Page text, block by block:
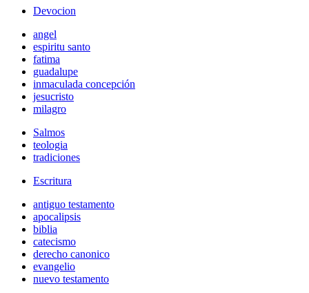
Devocion
angel
espiritu santo
fatima
guadalupe
inmaculada concepción
jesucristo
milagro
Salmos
teologia
tradiciones
Escritura
antiguo testamento
apocalipsis
biblia
catecismo
derecho canonico
evangelio
nuevo testamento